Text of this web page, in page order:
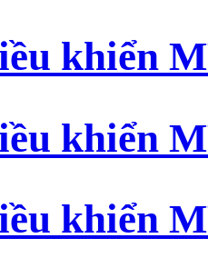
khiển
khiển
khiển